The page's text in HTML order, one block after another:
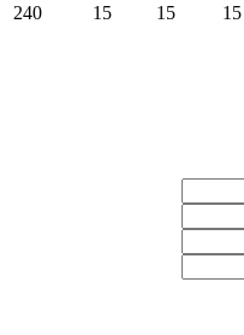
240 15 15 15